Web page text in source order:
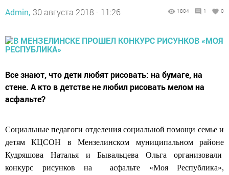
Admin, 30 августа 2018 - 11:26 1804 1 0
Все знают, что дети любят рисовать: на бумаге, на
стене. А кто в детстве не любил рисовать мелом на
асфальте?
Социальные педагоги отделения социальной помощи семье и
детям КЦСОН в Мензелинском муниципальном районе
Кудряшова Наталья и Бывальцева Ольга организовали
конкурс рисунков на асфальте «Моя Республика»,